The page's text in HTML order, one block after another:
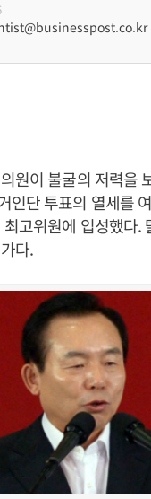
원이 불굴의 저력을
인단 투표의 열세를
고위원에 입성했다.
다.